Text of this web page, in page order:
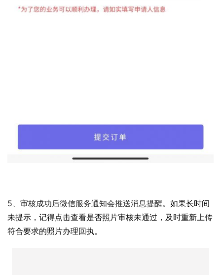
5、审核成功后微信服务通知会推送消息提醒。 如果长时间
未提示，记得点击查看是否照片审核未通过，及时重新上传
符合要求的照片办理回执。